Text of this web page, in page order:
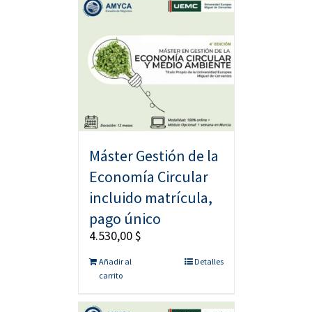
Máster Gestión de la
Economía Circular
incluido matrícula,
pago único
4.530,00$
Añadir al
carrito
Detalles